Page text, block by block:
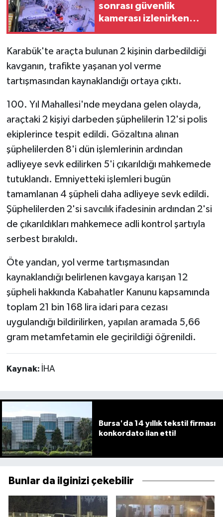
sonrası güvenlik
kamerası izlenirken
Karabük'te araçta bulunan 2 kişinin darbedildiği
kavganın, trafikte yaşanan yol verme
tartışmasından kaynaklandığı ortaya çıktı.
100. Yıl Mahallesi'nde meydana gelen olayda,
araçtaki 2 kişiyi darbeden şüphelilerin 12'si polis
ekiplerince tespit edildi. Gözaltına alınan
şüphelilerden 8'i dün işlemlerinin ardından
adliyeye sevk edilirken 5'i çıkarıldığı mahkemede
tutuklandı. Emniyetteki işlemleri bugün
tamamlanan 4 şüpheli daha adliyeye sevk edildi.
Şüphelilerden 2'si savcılık ifadesinin ardından 2'si
de çıkarıldıkları mahkemece adli kontrol şartıyla
serbest bırakıldı.
Öte yandan, yol verme tartışmasından
kaynaklandığı belirlenen kavgaya karışan 12
şüpheli hakkında Kabahatler Kanunu kapsamında
toplam 21 bin 168 lira idari para cezası
uygulandığı bildirilirken, yapılan aramada 5,66
gram metamfetamin ele geçirildiği öğrenildi.
Kaynak: İHA
Bursa'da 14 yıllık tekstil firması
konkordato ilan etti!
Bunlar da ilginizi çekebilir